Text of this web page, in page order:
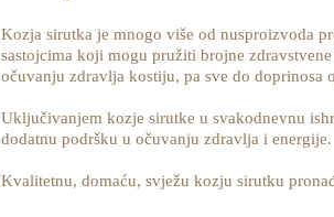
Kozja sirutka je mnogo više od nusproizvoda
sastojcima koji mogu pružiti brojne
očuvanju zdravlja kostiju, pa sve do doprinosa
Uključivanjem kozje sirutke u svakodnevnu
dodatnu podršku u očuvanju zdravlja i energije.
Kvalitetnu, domaću, svježu kozju sirutku